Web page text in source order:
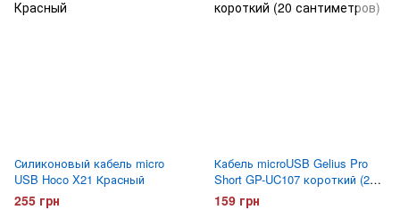
Силиконовый кабель micro
USB Hoco X21 Красный
255 грн
Кабель microUSB Gelius Pro
Short GP-UC107 короткий (20
сантиметров)
159 грн